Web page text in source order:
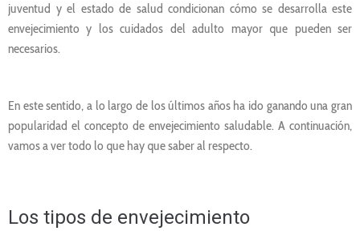
juventud y el estado de salud condicionan cómo se desarrolla este
envejecimiento y los cuidados del adulto mayor que pueden ser
necesarios.
En este sentido, a lo largo de los últimos años ha ido ganando una gran
popularidad el concepto de envejecimiento saludable. A continuación,
vamos a ver todo lo que hay que saber al respecto.
Los tipos de envejecimiento